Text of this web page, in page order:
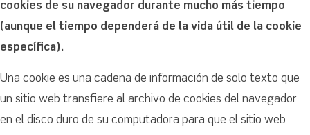
cookies de su navegador durante mucho más tiempo
(aunque el tiempo dependerá de la vida útil de la cookie
específica).
Una cookie es una cadena de información de solo texto que
un sitio web transfiere al archivo de cookies del navegador
en el disco duro de su computadora para que el sitio web